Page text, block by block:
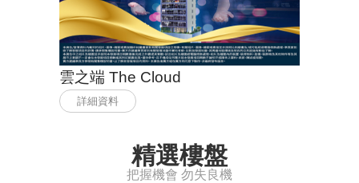
雲之端 The Cloud
詳細資料
精選樓盤
把握機會 勿失良機